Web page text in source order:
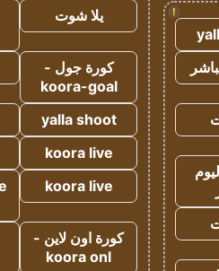
! يلا شوت
كورة جول -
koora-goal
yalla shoot
koora live
koora live
كورة اون لاين -
koora onl